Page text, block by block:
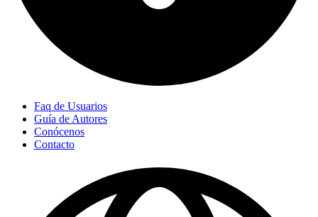
Faq de Usuarios
Guía de Autores
Conócenos
Contacto